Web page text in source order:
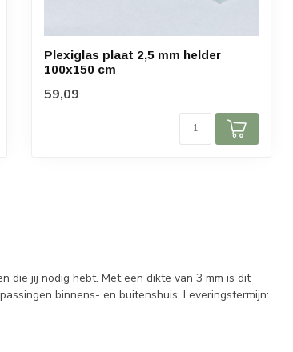
Plexiglas plaat 2,5 mm helder
100x150 cm
59,09
die jij nodig hebt. Met een dikte van 3 mm is dit
binnens- en buitenshuis. Leveringstermijn: